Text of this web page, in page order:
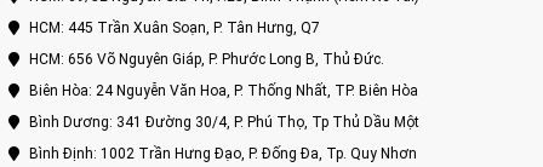
HCM: 445 Trần Xuân Soạn, P. Tân Hưng, Q7
HCM: 656 Võ Nguyên Giáp, P. Phước Long B, Thủ Đức.
Biên Hòa: 24 Nguyễn Văn Hoa, P. Thống Nhất, TP. Biên Hòa
Bình Dương: 341 Đường 30/4, P. Phú Thọ, Tp Thủ Dầu Một
Bình Định: 1002 Trần Hưng Đạo, P. Đống Đa, Tp. Quy Nhơn